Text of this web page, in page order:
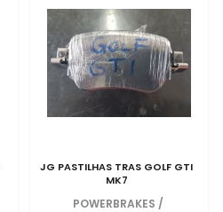
JG PASTILHAS TRAS GOLF GTI
MK7
POWERBRAKES /